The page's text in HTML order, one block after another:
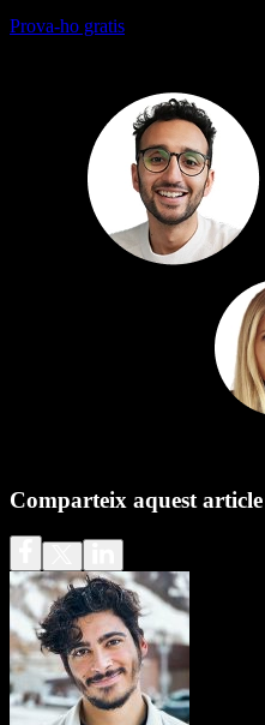
Prova-ho gratis
Comparteix aquest article